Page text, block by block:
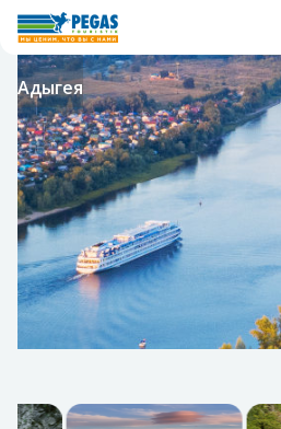
Адыгея